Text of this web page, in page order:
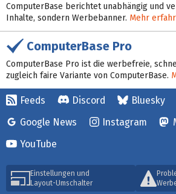
ComputerBase berichtet unabhängig und
Inhalte, sondern Werbebanner. Mehr
ComputerBase Pro
ComputerBase Pro ist die werbefreie,
zugleich faire Variante von ComputerBase.
Feeds Discord Bluesky
Google News
Instagram
YouTube
Einstellungen und
Layout-Umschalter